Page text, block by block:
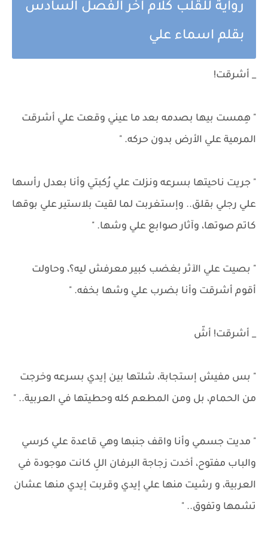
رواية للقلب كلام اخر الفصل السادس
بقلم اسماء علي
_ أشرقت!
" هِمست بيها بصدمه بعد ما عيني وقعت علي أشرقت
المرمية علي الأرض بدون حركه. "
" جريت ناحيتها بسرعه ونزلت علي رُكبتي وأنا بعدل رأسها
علي رجلي بقلق.. وإستغربت لما لقيت بلاستير علي بوقها
كاتم صوتها، وآثار صوابع علي وشها. "
" بصيت علي الآثر بغضب كبير معرفش ليه؟، وحاولت
أقوم أشرقت وأنا بضرب علي وشها بخفه. "
_ أشرقت! أشّ
" بس مفيش إستجابة، شلتها بين إيدي بسرعه وخرجت
من الحمام، بل ومن المطعم كله وحطيتها في العربية.. "
" مديت جسمي وأنا واقف جنبها وهي قاعدة علي كرسي
والباب مفتوح، أخدت زجاجة البرفان اللِ كانت موجودة في
العربية، و رشيت منها علي إيدي وقربت إيدي منها عشان
تشمها وتفوق.. "